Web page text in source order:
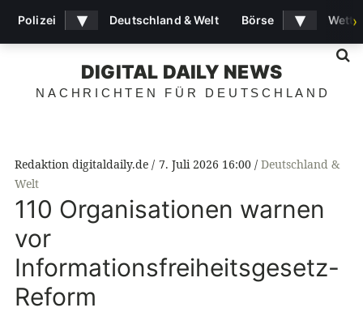
DIGITAL DAILY NEWS
NACHRICHTEN FÜR DEUTSCHLAND
Redaktion digitaldaily.de 7. Juli 2026 16:00
Deutschland &
Welt
110 Organisationen warnen
vor
Informationsfreiheitsgesetz-
Reform
Polizei ▾ Deutschland & Welt Börse ▾ ›